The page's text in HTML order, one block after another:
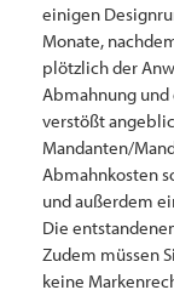
einigen
Monate,
plötzlich der
Abmahnung und
verstößt
Mandanten/
Abmahnkosten
und außerdem
Die
Zudem müssen
keine